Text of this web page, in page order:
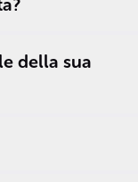
della sua